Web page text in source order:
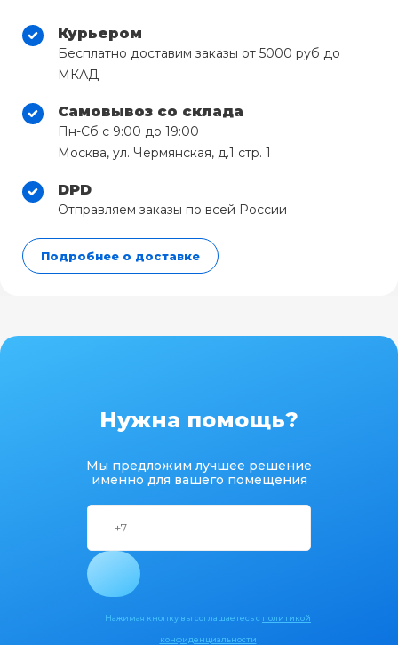
Курьером
Бесплатно доставим заказы от 5000 руб до
МКАД
Самовывоз со склада
Пн-Сб с 9:00 до 19:00
Москва, ул. Чермянская, д.1 стр. 1
DPD
Отправляем заказы по всей России
Подробнее о доставке
Нужна помощь?
Мы предложим лучшее решение
именно для вашего помещения
Нажимая кнопку вы соглашаетесь с политикой
конфиденциальности